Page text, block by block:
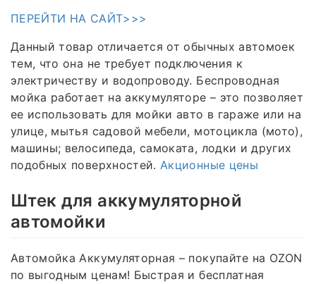
ПЕРЕЙТИ НА САЙТ>>>
Данный товар отличается от обычных автомоек
тем, что она не требует подключения к
электричеству и водопроводу. Беспроводная
мойка работает на аккумуляторе – это позволяет
ее использовать для мойки авто в гараже или на
улице, мытья садовой мебели, мотоцикла (мото),
машины; велосипеда, самоката, лодки и других
подобных поверхностей. Акционные цены
Штек для аккумуляторной
автомойки
Автомойка Аккумуляторная – покупайте на OZON
по выгодным ценам! Быстрая и бесплатная